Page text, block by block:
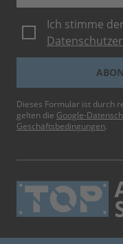
Ich stimme der
Dieses Formular ist durch
gelten die Google-
Geschäftsbedingungen.